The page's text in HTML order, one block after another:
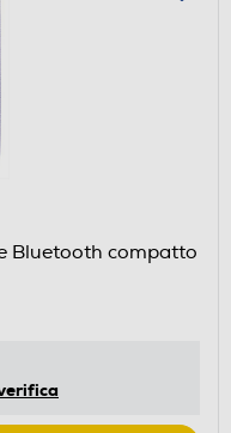
Bluetooth compatto